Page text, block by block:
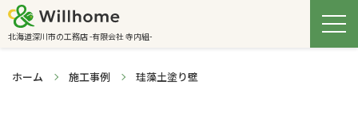
北海道深川市の工務店 -有限会社 寺内組-
ホーム 施工事例 珪藻土塗り壁